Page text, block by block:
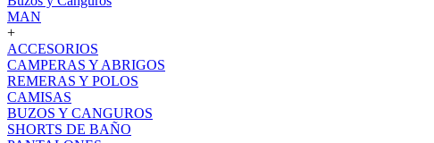
MAN
+
ACCESORIOS
CAMPERAS Y ABRIGOS
REMERAS Y POLOS
CAMISAS
BUZOS Y CANGUROS
SHORTS DE BAÑO